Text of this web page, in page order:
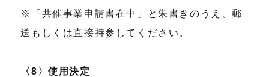
※「共催事業申請書在中」と朱書きのうえ、郵
送もしくは直接持参してください。
〈8〉使用決定